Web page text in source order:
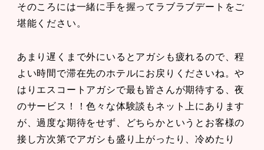
そのころには一緒に手を握ってラブラブデートをご
堪能ください。
あまり遅くまで外にいるとアガシも疲れるので、程
よい時間で滞在先のホテルにお戻りくださいね。や
はりエスコートアガシで最も皆さんが期待する、夜
のサービス！！色々な体験談もネット上にあります
が、過度な期待をせず、どちらかというとお客様の
接し方次第でアガシも盛り上がったり、冷めたり